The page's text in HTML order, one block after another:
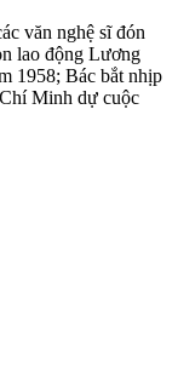
văn nghệ sĩ đón
lao động Lương
1958; Bác bắt nhịp
Minh dự cuộc